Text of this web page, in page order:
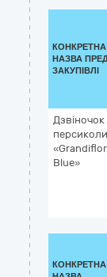
КОНКРЕТНА
НАЗВА
ЗАКУПІВЛІ
Дзвіночок
Blue»
КОНКРЕТНА